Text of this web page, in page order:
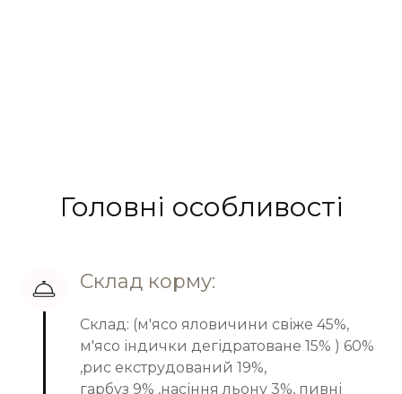
Головні особливості
Склад корму:
Склад: (м'ясо яловичини свіже 45%,
м'ясо індички дегідратоване 15% ) 60%
,рис екструдований 19%,
гарбуз 9% ,насіння льону 3%, пивні